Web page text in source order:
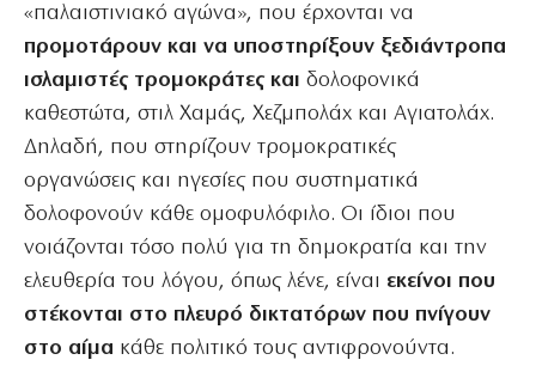
«παλαιστινιακό αγώνα», που έρχονται να
προμοτάρουν και να υποστηρίξουν ξεδιάντροπα
ισλαμιστές τρομοκράτες και δολοφονικά
καθεστώτα, στιλ Χαμάς, Χεζμπολάχ και Αγιατολάχ.
Δηλαδή, που στηρίζουν τρομοκρατικές
οργανώσεις και ηγεσίες που συστηματικά
δολοφονούν κάθε ομοφυλόφιλο. Οι ίδιοι που
νοιάζονται τόσο πολύ για τη δημοκρατία και την
ελευθερία του λόγου, όπως λένε, είναι εκείνοι που
στέκονται στο πλευρό δικτατόρων που πνίγουν
στο αίμα κάθε πολιτικό τους αντιφρονούντα.